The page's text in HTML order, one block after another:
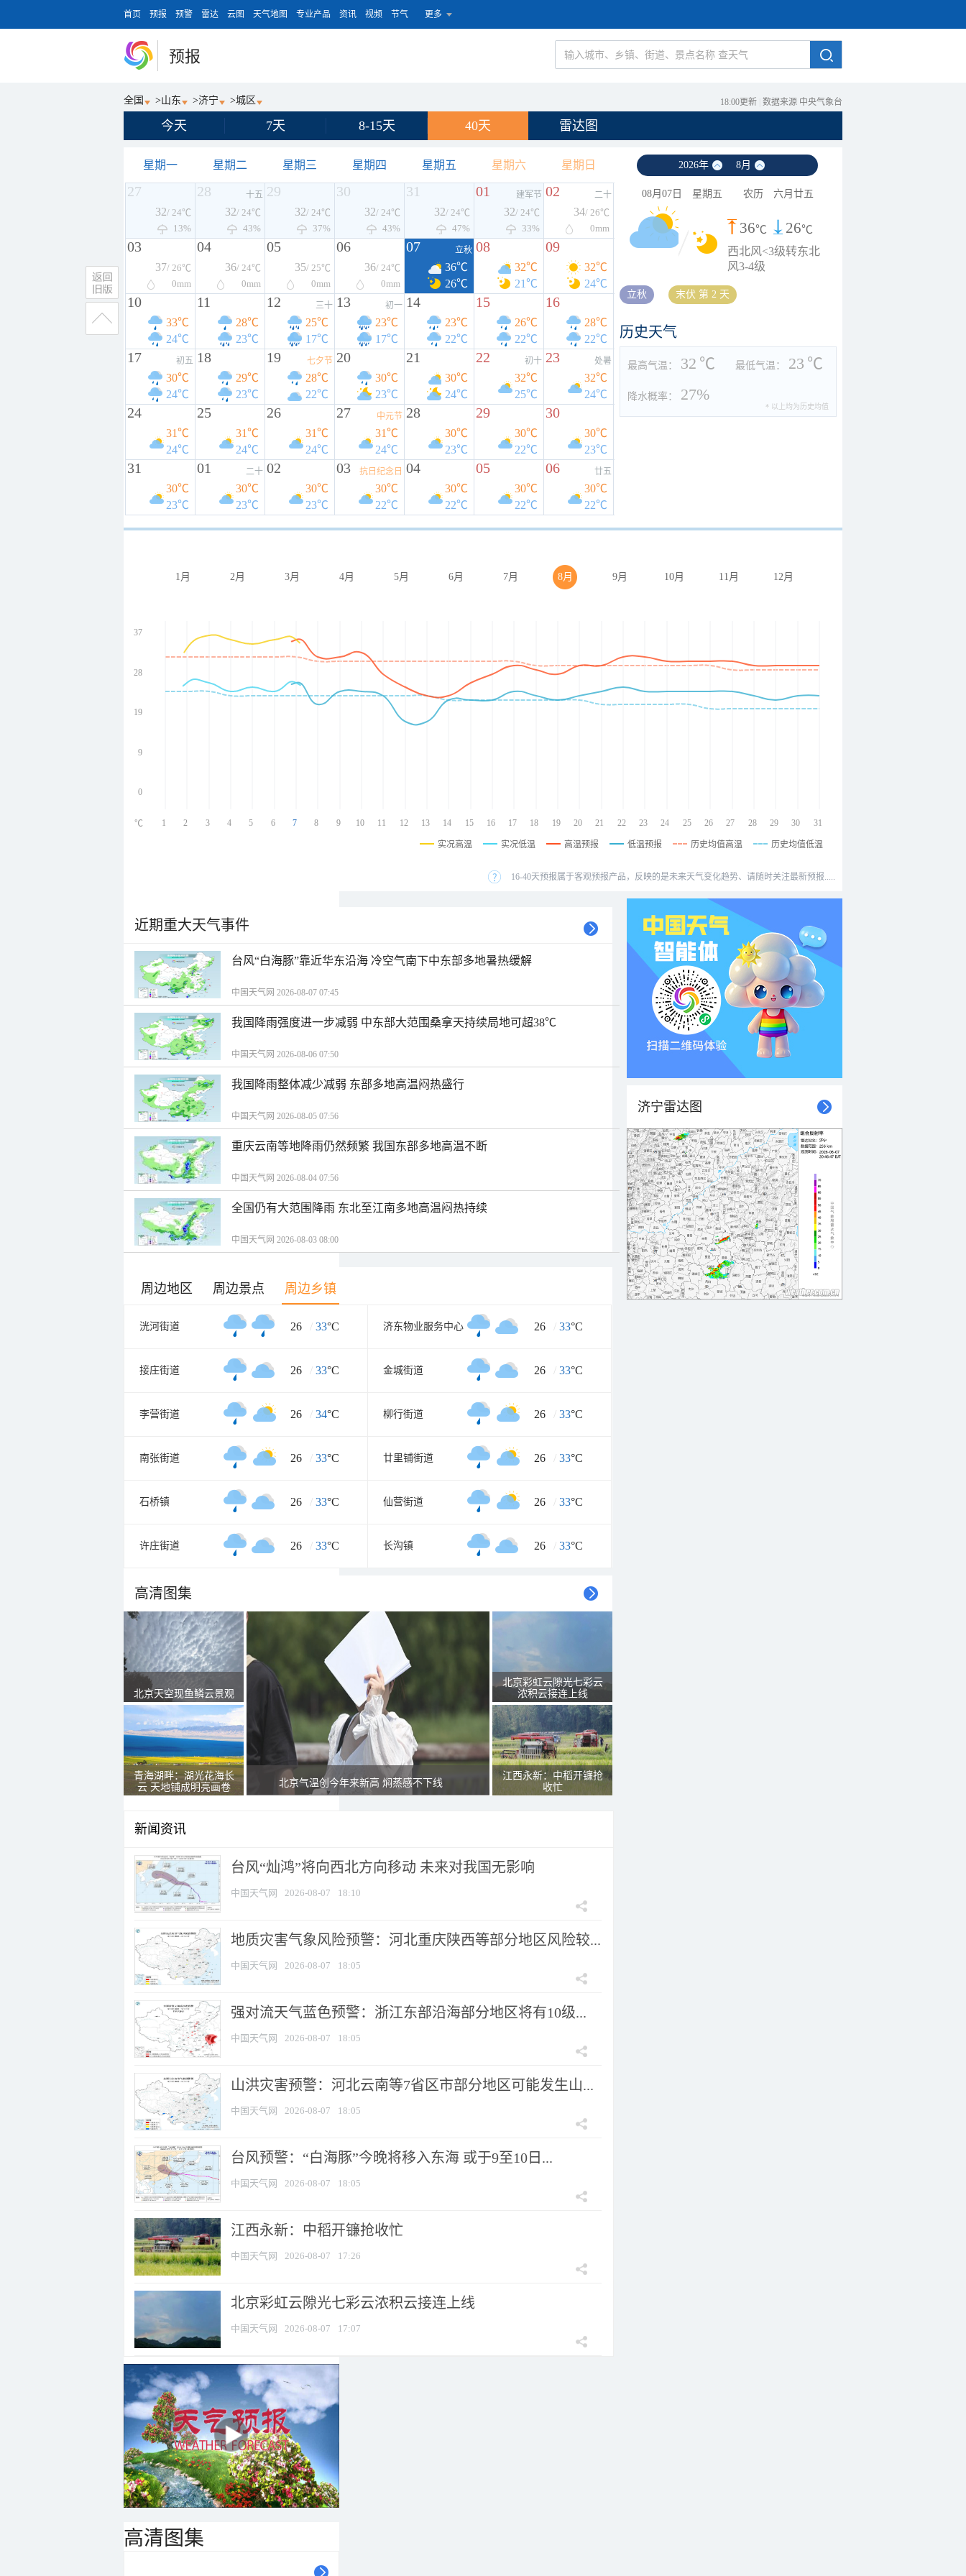
首页 预报 预警 雷达 云图 天气地图 专业产品 资讯 视频 节气 更多
预报
全国 >山东 >济宁 >城区 18:00更新 数据来源 中央气象台
今天 7天 8-15天 40天 雷达图
星期一 星期二 星期三 星期四 星期五 星期六 星期日
27
32/ 24℃
13%
28 十五
32/ 24℃
43%
29
32/ 24℃
37%
30
32/ 24℃
43%
31
32/ 24℃
47%
01 建军节
32/ 24℃
33%
02 二十
34/ 26℃
0mm
03
37/ 26℃
0mm
04
36/ 24℃
0mm
05
35/ 25℃
0mm
06
36/ 24℃
0mm
07 立秋
36℃
26℃
08
32℃
21℃
09
32℃
24℃
10
33℃
24℃
11
28℃
23℃
12 三十
25℃
17℃
13 初一
23℃
17℃
14
23℃
22℃
15
26℃
22℃
16
28℃
22℃
17 初五
30℃
24℃
18
29℃
23℃
19 七夕节
28℃
22℃
20
30℃
23℃
21
30℃
24℃
22 初十
32℃
25℃
23 处暑
32℃
24℃
24
31℃
24℃
25
31℃
24℃
26
31℃
24℃
27 中元节
31℃
24℃
28
30℃
23℃
29
30℃
22℃
30
30℃
23℃
31
30℃
23℃
01 二十
30℃
23℃
02
30℃
23℃
03 抗日纪念日
30℃
22℃
04
30℃
22℃
05
30℃
22℃
06 廿五
30℃
22℃
2026年 8月
08月07日 星期五 农历 六月廿五
36℃ 26℃
西北风<3级转东北
风3-4级
立秋 末伏 第 2 天
历史天气
最高气温： 32 ℃ 最低气温： 23 ℃
降水概率： 27%
* 以上均为历史均值
1月 2月 3月 4月 5月 6月 7月 8月 9月 10月 11月 12月
37
28
19
9
0
1 2 3 4 5 6 7 8 9 10 11 12 13 14 15 16 17 18 19 20 21 22 23 24 25 26 27 28 29 30 31
℃
实况高温 实况低温 高温预报 低温预报 历史均值高温 历史均值低温
16-40天预报属于客观预报产品，反映的是未来天气变化趋势、请随时关注最新预报.....
近期重大天气事件
台风“白海豚”靠近华东沿海 冷空气南下中东部多地暑热缓解
中国天气网 2026-08-07 07:45
我国降雨强度进一步减弱 中东部大范围桑拿天持续局地可超38℃
中国天气网 2026-08-06 07:50
我国降雨整体减少减弱 东部多地高温闷热盛行
中国天气网 2026-08-05 07:56
重庆云南等地降雨仍然频繁 我国东部多地高温不断
中国天气网 2026-08-04 07:56
全国仍有大范围降雨 东北至江南多地高温闷热持续
中国天气网 2026-08-03 08:00
周边地区 周边景点 周边乡镇
洸河街道 26 / 33°C 济东物业服务中心 26 / 33°C
接庄街道 26 / 33°C 金城街道 26 / 33°C
李营街道 26 / 34°C 柳行街道 26 / 33°C
南张街道 26 / 33°C 廿里铺街道 26 / 33°C
石桥镇 26 / 33°C 仙营街道 26 / 33°C
许庄街道 26 / 33°C 长沟镇 26 / 33°C
高清图集
北京天空现鱼鳞云景观
青海湖畔：湖光花海长
云 天地铺成明亮画卷
北京气温创今年来新高 焖蒸感不下线
北京彩虹云隙光七彩云
浓积云接连上线
江西永新：中稻开镰抢
收忙
新闻资讯
台风“灿鸿”将向西北方向移动 未来对我国无影响
中国天气网 2026-08-07 18:10
地质灾害气象风险预警：河北重庆陕西等部分地区风险较...
中国天气网 2026-08-07 18:05
强对流天气蓝色预警：浙江东部沿海部分地区将有10级...
中国天气网 2026-08-07 18:05
山洪灾害预警：河北云南等7省区市部分地区可能发生山...
中国天气网 2026-08-07 18:05
台风预警：“白海豚”今晚将移入东海 或于9至10日...
中国天气网 2026-08-07 18:05
江西永新：中稻开镰抢收忙
中国天气网 2026-08-07 17:26
北京彩虹云隙光七彩云浓积云接连上线
中国天气网 2026-08-07 17:07
济宁雷达图
高清图集